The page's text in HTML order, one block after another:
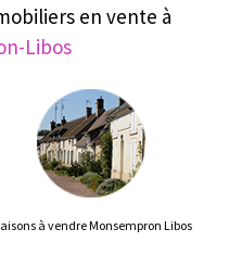
en vente à
Libos
à vendre Monsempron Libos